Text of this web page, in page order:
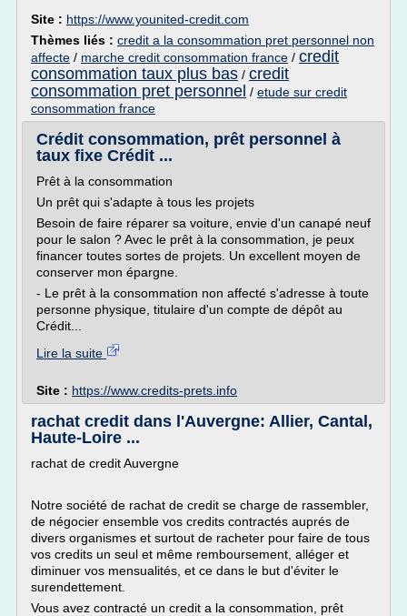
Site : https://www.younited-credit.com
Thèmes liés : credit a la consommation pret personnel non
affecte / marche credit consommation france / credit
consommation taux plus bas / credit
consommation pret personnel / etude sur credit
consommation france
Crédit consommation, prêt personnel à
taux fixe Crédit ...
Prêt à la consommation
Un prêt qui s'adapte à tous les projets
Besoin de faire réparer sa voiture, envie d'un canapé neuf
pour le salon ? Avec le prêt à la consommation, je peux
financer toutes sortes de projets. Un excellent moyen de
conserver mon épargne.
- Le prêt à la consommation non affecté s'adresse à toute
personne physique, titulaire d'un compte de dépôt au
Crédit...
Lire la suite
Site : https://www.credits-prets.info
rachat credit dans l'Auvergne: Allier, Cantal,
Haute-Loire ...
rachat de credit Auvergne
Notre société de rachat de credit se charge de rassembler,
de négocier ensemble vos credits contractés auprés de
divers organismes et surtout de racheter pour faire de tous
vos credits un seul et même remboursement, alléger et
diminuer vos mensualités, et ce dans le but d'éviter le
surendettement.
Vous avez contracté un credit a la consommation, prêt